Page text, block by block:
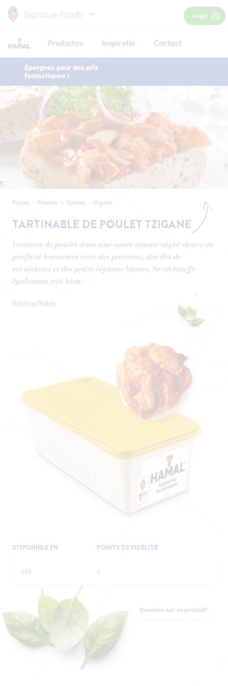
Skip
content
Login
Producten Inspiratie Contact
Épargnez pour des prix
fantastiques !
Poulet Poivron Tomate Oignon
TARTINABLE DE POULET TZIGANE
Lanières de poulet dans une sauce tomate aigre-douce en
parfaite harmonie avec des poivrons, des dés de
cornichons et des petits oignons blancs. Se réchauffe
également très bien.
Réchauffable
DISPONIBLE EN POINTS DE FIDÉLITÉ
1KG 1
Question sur ce produit?